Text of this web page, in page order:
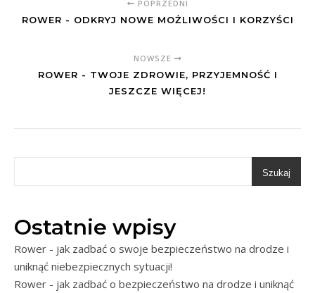
POPRZEDNI
ROWER - ODKRYJ NOWE MOŻLIWOŚCI I KORZYŚCI
NOWSZE
ROWER - TWOJE ZDROWIE, PRZYJEMNOŚĆ I
JESZCZE WIĘCEJ!
Szukaj
Ostatnie wpisy
Rower - jak zadbać o swoje bezpieczeństwo na drodze i
uniknąć niebezpiecznych sytuacji!
Rower - jak zadbać o bezpieczeństwo na drodze i uniknąć